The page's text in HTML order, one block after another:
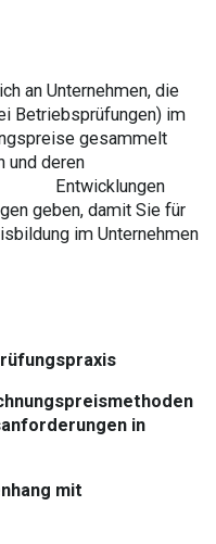
an Unternehmen, die
Betriebsprüfungen) im
gesammelt
und deren
Entwicklungen
geben, damit Sie für
im Unternehmen
in
mit